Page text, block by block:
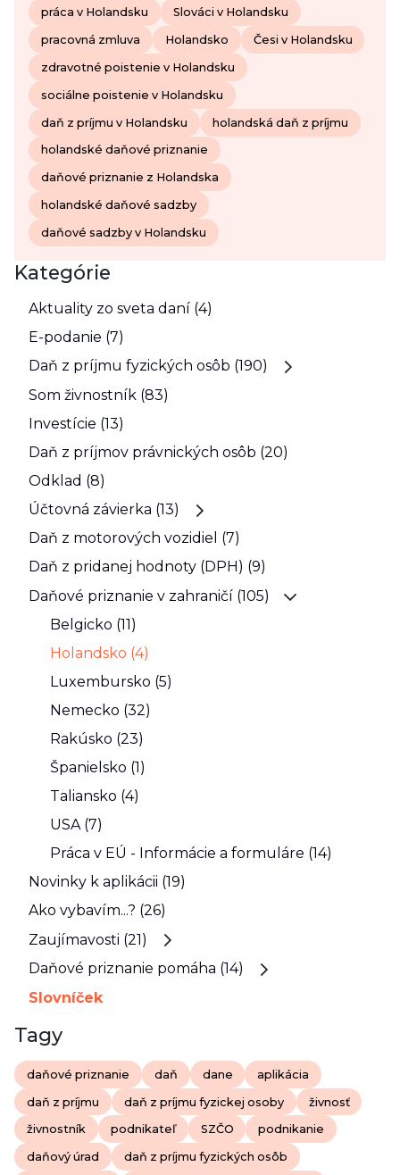
práca v Holandsku Slováci v Holandsku
pracovná zmluva Holandsko Česi v Holandsku
zdravotné poistenie v Holandsku
sociálne poistenie v Holandsku
daň z príjmu v Holandsku holandská daň z príjmu
holandské daňové priznanie
daňové priznanie z Holandska
holandské daňové sadzby
daňové sadzby v Holandsku
Kategórie
Aktuality zo sveta daní (4)
E-podanie (7)
Daň z príjmu fyzických osôb (190)
Som živnostník (83)
Investície (13)
Daň z príjmov právnických osôb (20)
Odklad (8)
Účtovná závierka (13)
Daň z motorových vozidiel (7)
Daň z pridanej hodnoty (DPH) (9)
Daňové priznanie v zahraničí (105)
Belgicko (11)
Holandsko (4)
Luxembursko (5)
Nemecko (32)
Rakúsko (23)
Španielsko (1)
Taliansko (4)
USA (7)
Práca v EÚ - Informácie a formuláre (14)
Novinky k aplikácii (19)
Ako vybavím...? (26)
Zaujímavosti (21)
Daňové priznanie pomáha (14)
Slovníček
Tagy
daňové priznanie daň dane aplikácia
daň z príjmu daň z príjmu fyzickej osoby živnosť
živnostník podnikateľ SZČO podnikanie
daňový úrad daň z príjmu fyzických osôb